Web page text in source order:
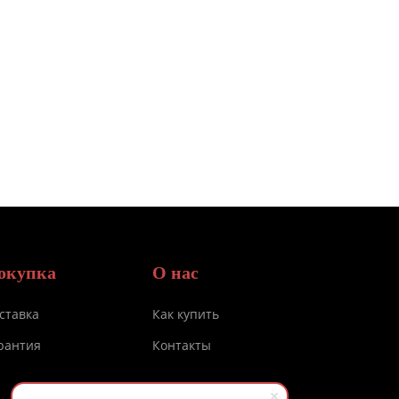
О нас
Как купить
Контакты